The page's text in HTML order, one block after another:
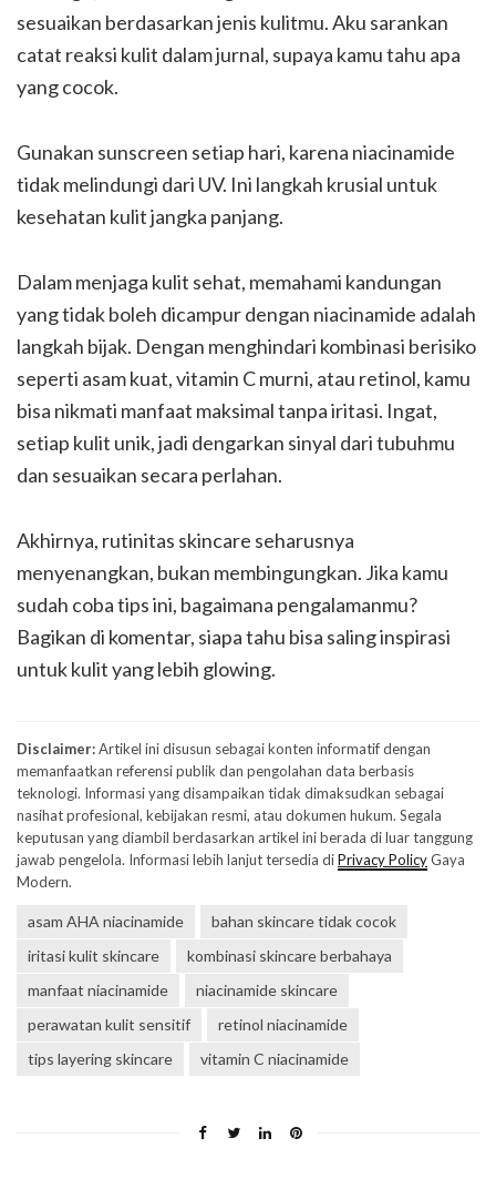
sesuaikan berdasarkan jenis kulitmu. Aku sarankan
catat reaksi kulit dalam jurnal, supaya kamu tahu apa
yang cocok.
Gunakan sunscreen setiap hari, karena niacinamide
tidak melindungi dari UV. Ini langkah krusial untuk
kesehatan kulit jangka panjang.
Dalam menjaga kulit sehat, memahami kandungan
yang tidak boleh dicampur dengan niacinamide adalah
langkah bijak. Dengan menghindari kombinasi berisiko
seperti asam kuat, vitamin C murni, atau retinol, kamu
bisa nikmati manfaat maksimal tanpa iritasi. Ingat,
setiap kulit unik, jadi dengarkan sinyal dari tubuhmu
dan sesuaikan secara perlahan.
Akhirnya, rutinitas skincare seharusnya
menyenangkan, bukan membingungkan. Jika kamu
sudah coba tips ini, bagaimana pengalamanmu?
Bagikan di komentar, siapa tahu bisa saling inspirasi
untuk kulit yang lebih glowing.
Disclaimer:Artikel ini disusun sebagai konten informatif dengan
memanfaatkan referensi publik dan pengolahan data berbasis
teknologi. Informasi yang disampaikan tidak dimaksudkan sebagai
nasihat profesional, kebijakan resmi, atau dokumen hukum. Segala
keputusan yang diambil berdasarkan artikel ini berada di luar tanggung
jawab pengelola. Informasi lebih lanjut tersedia diPrivacy PolicyGaya
Modern.
asam AHA niacinamide
bahan skincare tidak cocok
iritasi kulit skincare
kombinasi skincare berbahaya
manfaat niacinamide
niacinamide skincare
perawatan kulit sensitif
retinol niacinamide
tips layering skincare
vitamin C niacinamide